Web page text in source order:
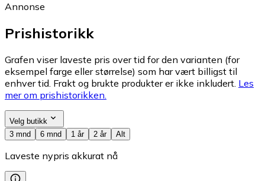
Annonse
Prishistorikk
Grafen viser laveste pris over tid for den varianten (for
eksempel farge eller størrelse) som har vært billigst til
enhver tid. Frakt og brukte produkter er ikke inkludert. Les
mer om prishistorikken.
Velg butikk
3 mnd
6 mnd 1 år 2 år Alt
Laveste nypris akkurat nå